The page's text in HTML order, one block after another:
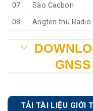
07
Sào Cacbon
08
Angten thu Radio
TẢI TÀI LIỆU GIỚI